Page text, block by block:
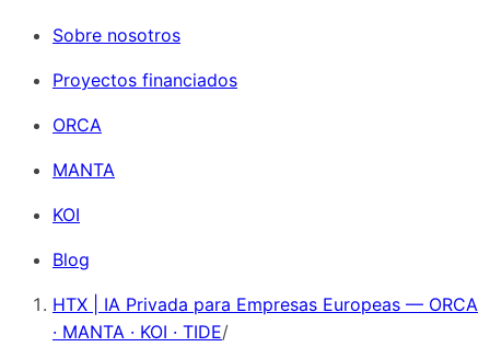
Sobre nosotros
Proyectos financiados
ORCA
MANTA
KOI
Blog
HTX | IA Privada para Empresas Europeas — ORCA
· MANTA · KOI · TIDE/